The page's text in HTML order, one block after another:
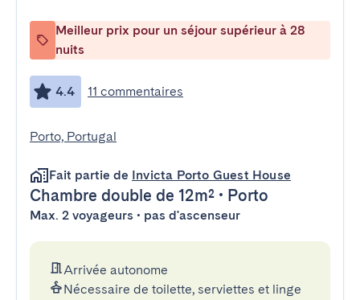
Meilleur prix pour un séjour supérieur à 28
nuits
4.4 11 commentaires
Porto, Portugal
Fait partie de Invicta Porto Guest House
Chambre double de 12m² • Porto
Max. 2 voyageurs • pas d'ascenseur
Arrivée autonome
Nécessaire de toilette, serviettes et linge